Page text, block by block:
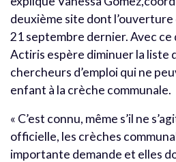
deuxième site dont
21 septembre dernier. Avec
Actiris espère diminuer la liste
chercheurs d’emploi qui ne
enfant à la crèche communale.
« C’est connu, même s’il ne
officielle, les crèches
importante demande et elles